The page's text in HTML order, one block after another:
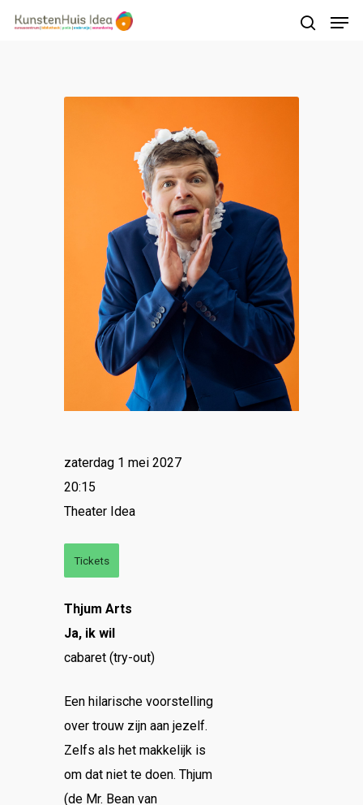
Thjum Arts
Ja, ik wil
cabaret (try-out)
Een hilarische voorstelling
over trouw zijn aan jezelf.
Zelfs als het makkelijk is
om dat niet te doen. Thjum
(de Mr. Bean van
zaterdag 1 mei 2027
20:15
Theater Idea
Tickets